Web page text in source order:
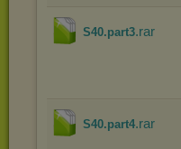
S40.part3.rar
S40.part4.rar